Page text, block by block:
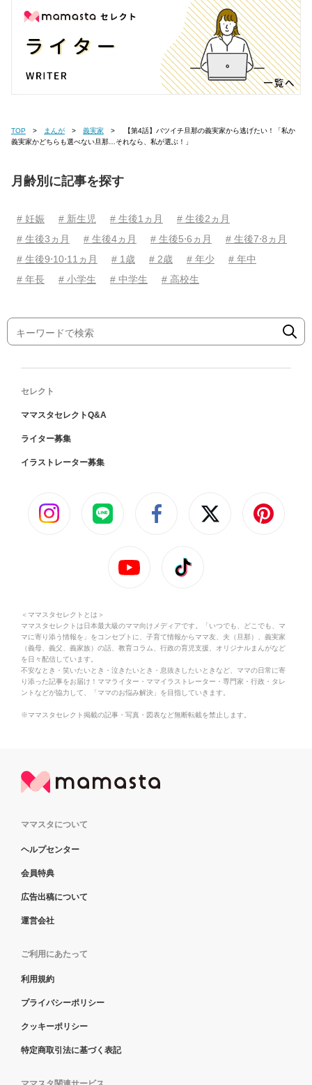
TOP まんが 義実家
義実家かどちらも選べない旦那…それなら、私が選ぶ！」
月齢別に記事を探す
# 妊娠 # 新生児 # 生後1ヵ月
# 生後2ヵ月
# 生後3ヵ月
# 生後4ヵ月 # 生後5⋅6ヵ月
# 生後7⋅8ヵ月
# 生後9⋅10⋅11ヵ月
# 1歳 # 2歳 # 年少
# 年中
# 年長
# 小学生 # 中学生 # 高校生
セレクト
ママスタセレクトQ&A
ライター募集
イラストレーター募集
＜ママスタセレクトとは＞
ママスタセレクトは日本最大級のママ向けメディアです。「いつでも、どこでも、マ
マに寄り添う情報を」をコンセプトに、子育て情報からママ友、夫（旦那）、義実家
（義母、義父、義家族）の話、教育コラム、行政の育児支援、オリジナルまんがなど
を日々配信しています。
不安なとき・笑いたいとき・泣きたいとき・息抜きしたいときなど、ママの日常に寄
り添った記事をお届け！ママライター・ママイラストレーター・専門家・行政・タレ
ントなどが協力して、「ママのお悩み解決」を目指していきます。
※ママスタセレクト掲載の記事・写真・図表など無断転載を禁止します。
ママスタについて
ヘルプセンター
会員特典
広告出稿について
運営会社
ご利用にあたって
利用規約
プライバシーポリシー
クッキーポリシー
特定商取引法に基づく表記